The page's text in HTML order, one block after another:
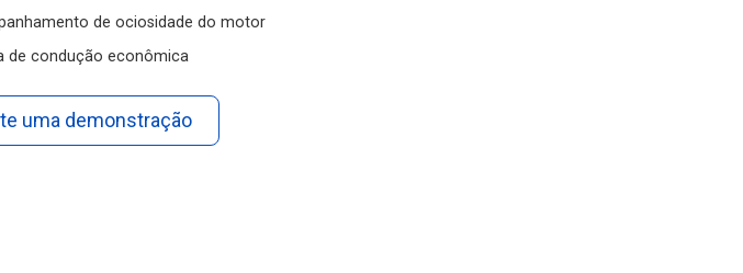
de ociosidade do motor
de condução econômica
uma demonstração